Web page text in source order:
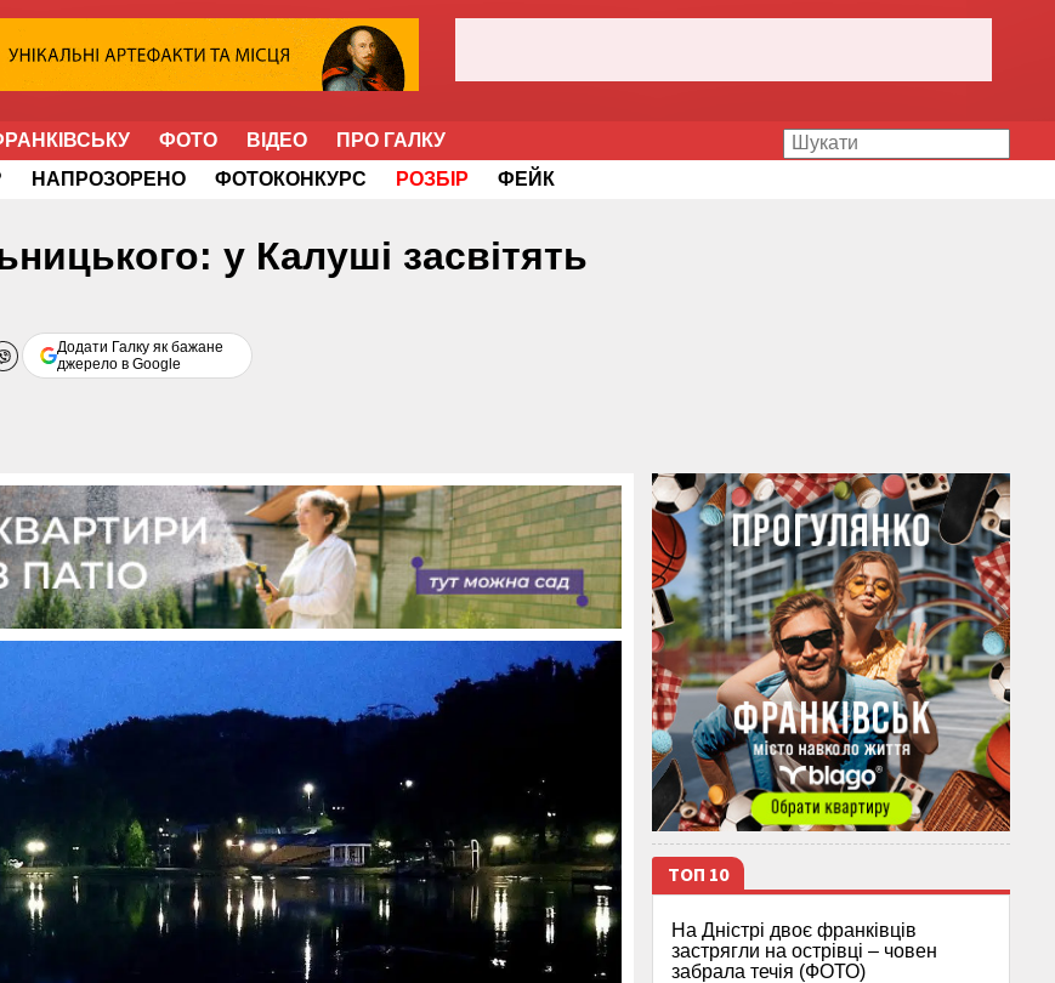
ФОТО ВІДЕО
ПРО ГАЛКУ
НАПРОЗОРЕНО ФОТОКОНКУРС РОЗБІР ФЕЙК
у Калуші засвітять
Додати Галку як бажане
джерело в Google
ТОП 10
На Дністрі двоє франківців
застрягли на острівці – човен
забрала течія (ФОТО)